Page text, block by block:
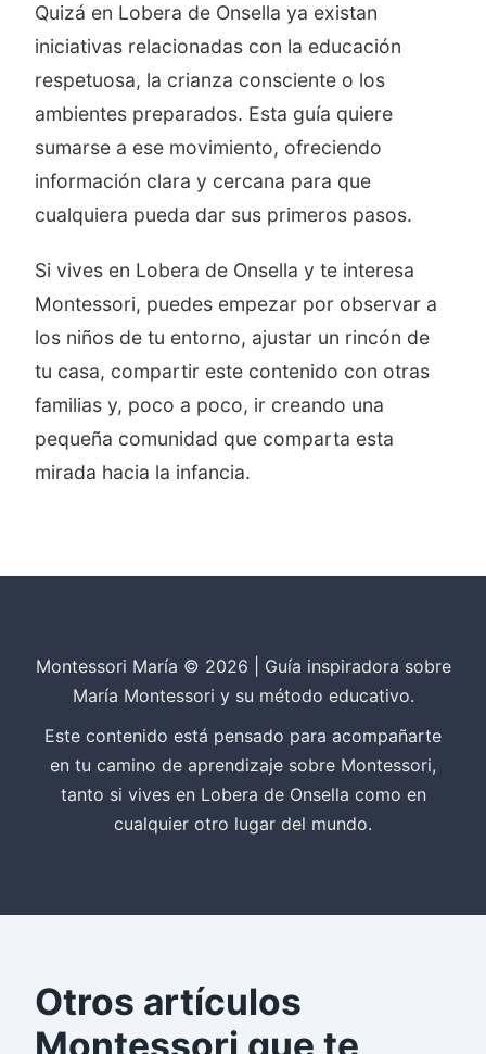
Quizá en Lobera de Onsella ya existan
iniciativas relacionadas con la educación
respetuosa, la crianza consciente o los
ambientes preparados. Esta guía quiere
sumarse a ese movimiento, ofreciendo
información clara y cercana para que
cualquiera pueda dar sus primeros pasos.
Si vives en Lobera de Onsella y te interesa
Montessori, puedes empezar por observar a
los niños de tu entorno, ajustar un rincón de
tu casa, compartir este contenido con otras
familias y, poco a poco, ir creando una
pequeña comunidad que comparta esta
mirada hacia la infancia.
Montessori María © 2026 | Guía inspiradora sobre
María Montessori y su método educativo.
Este contenido está pensado para acompañarte
en tu camino de aprendizaje sobre Montessori,
tanto si vives en Lobera de Onsella como en
cualquier otro lugar del mundo.
Otros artículos
Montessori que te